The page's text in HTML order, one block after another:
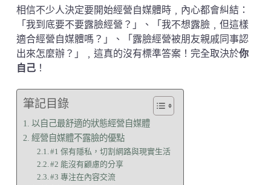
相信不少人決定要開始經營自媒體時﹐內心都會糾結：
「我到底要不要露臉經營？」、「我不想露臉﹐但這樣
適合經營自媒體嗎？」、「露臉經營被朋友親戚同事認
出來怎麼辦？」﹐這真的沒有標準答案！完全取決於你
自己！
筆記目錄
以自己最舒適的狀態經營自媒體
經營自媒體不露臉的優點
#1 保有隱私，切割網路與現實生活
#2 能沒有顧慮的分享
#3 專注在內容交流